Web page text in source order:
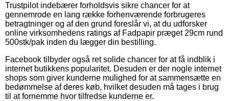
Trustpilot indebærer forholdsvis sikre chancer for at
gennemrode en lang række forhenværende forbrugeres
betragtninger og af den grund foreslår vi, at du udforsker
online virksomhedens ratings af Fadpapir præget 29cm rund
500stk/pak inden du lægger din bestilling.
Facebook tilbyder også ret solide chancer for at få indblik i
internet butikkens popularitet. Desuden er der nogle internet
shops som giver kunderne mulighed for at sammensætte en
bedømmelse af deres køb, hvilket desuden må tages i brug
til at fornemme hvor tilfredse kunderne er.